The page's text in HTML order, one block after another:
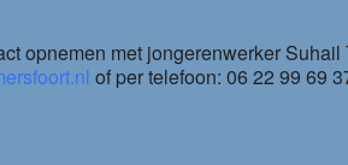
opnemen met jongerenwerker Suhail
of per telefoon: 06 22 99 69